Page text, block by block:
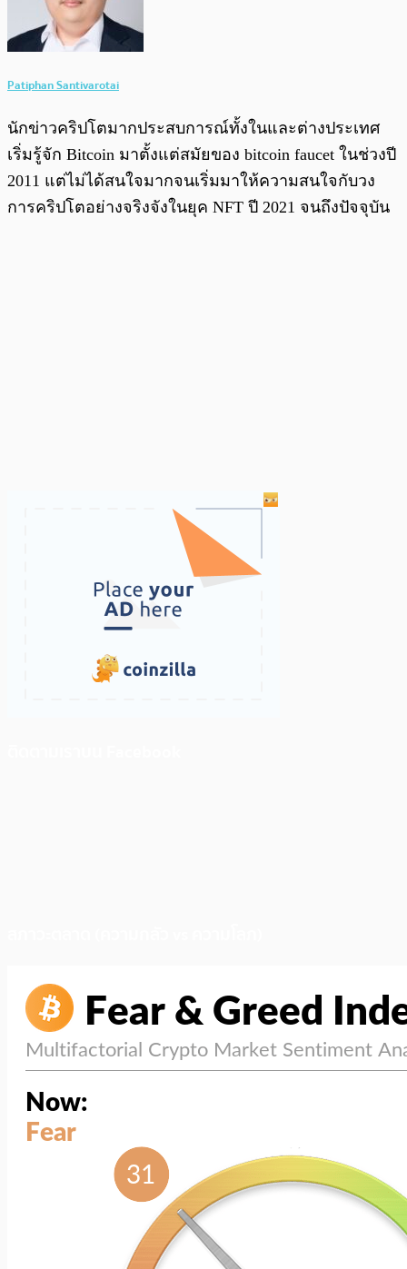
Patiphan Santivarotai
นักข่าวคริปโตมากประสบการณ์ทั้งในและต่างประเทศ
เริ่มรู้จัก Bitcoin มาตั้งแต่สมัยของ bitcoin faucet ในช่วงปี
2011 แต่ไม่ได้สนใจมากจนเริ่มมาให้ความสนใจกับวง
การคริปโตอย่างจริงจังในยุค NFT ปี 2021 จนถึงปัจจุบัน